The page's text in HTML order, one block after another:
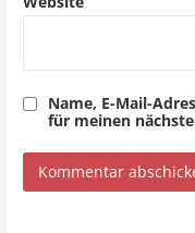
Name, E-Mail-
für meinen